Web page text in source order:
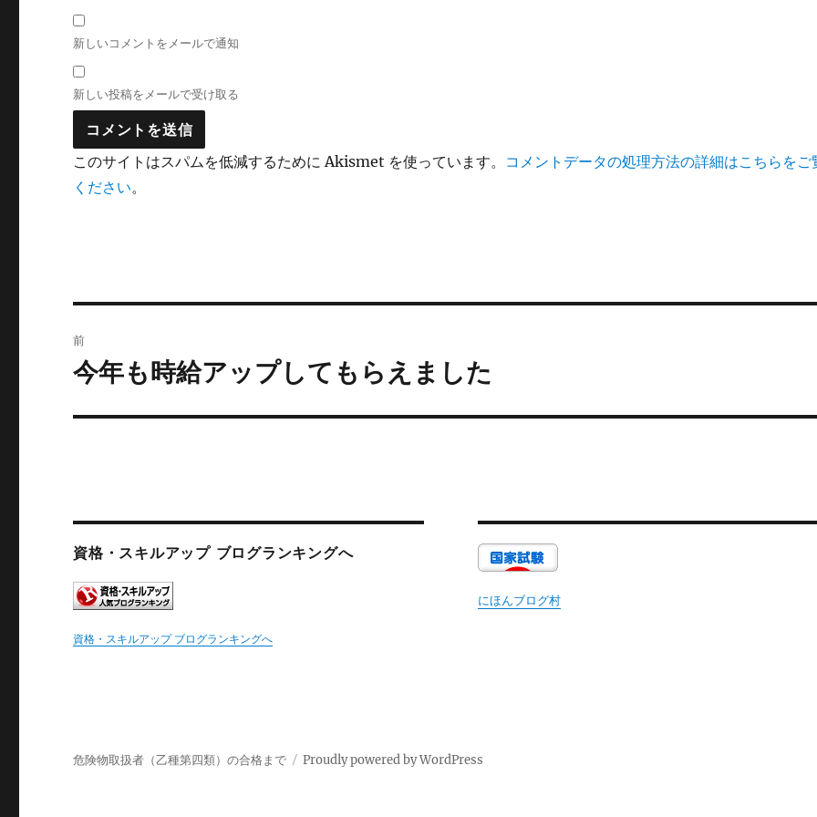
新しいコメントをメールで通知
新しい投稿をメールで受け取る
このサイトはスパムを低減するために Akismet を使っています。 コメントデータの処理方法の詳細はこちらをご
ください。
稿
ー
シ
ョ
ン
前
前
投
今年も時給アップしてもらえました
資格・スキルアップ ブログランキングへ
資格・スキルアップ ブログランキングへ
にほんブログ村
危険物取扱者（乙種第四類）の合格まで Proudly powered by WordPress